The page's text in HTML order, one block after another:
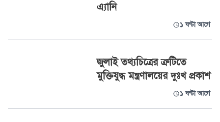
এ্যানি
১ ঘণ্টা আগে
জুলাই তথ্যচিত্রের ত্রুটিতে
মুক্তিযুদ্ধ মন্ত্রণালয়ের দুঃখ প্রকাশ
১ ঘণ্টা আগে